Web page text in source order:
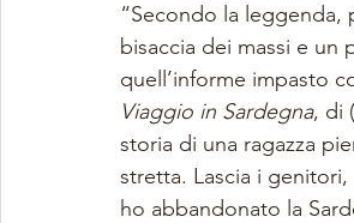
“Secondo la
bisaccia dei massi e
quell’informe impasto
Viaggio in Sardegna, di
storia di una ragazza
stretta. Lascia i
ho abbandonato la